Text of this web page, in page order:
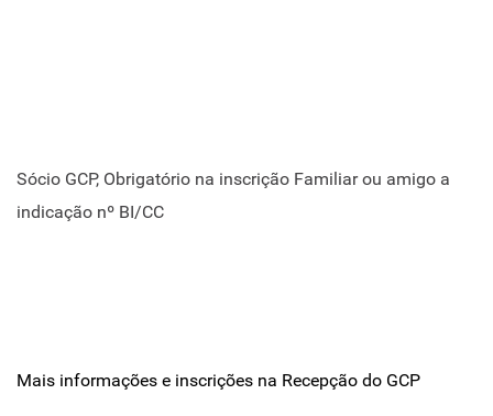
Sócio GCP, Obrigatório na inscrição Familiar ou amigo a
indicação nº BI/CC
Mais informações e inscrições na Recepção do GCP